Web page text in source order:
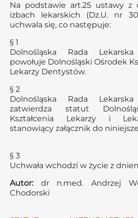
Na podstawie art.25 ustawy z
izbach lekarskich (Dz.U. nr
uchwala się, co następuje:
§ 1
Dolnośląska Rada
powołuje Dolnośląski Ośrodek
Lekarzy Dentystów.
§ 2
Dolnośląska Rada
zatwierdza statut
Kształcenia Lekarzy i
stanowiący załącznik do
§ 3
Uchwała wchodzi w życie z
Autor: dr n.med. Andrzej
Chodorski